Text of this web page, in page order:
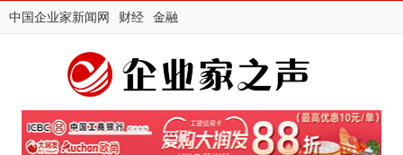
中国企业家新闻网 财经 金融